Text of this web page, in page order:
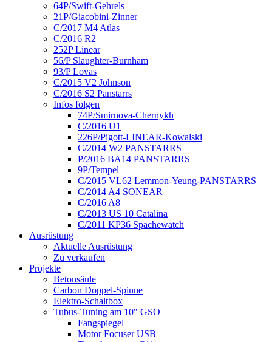
64P/Swift-Gehrels
21P/Giacobini-Zinner
C/2017 M4 Atlas
C/2016 R2
252P Linear
56/P Slaughter-Burnham
93/P Lovas
C/2015 V2 Johnson
C/2016 S2 Panstarrs
Infos folgen
74P/Smirnova-Chernykh
C/2016 U1
226P/Pigott-LINEAR-Kowalski
C/2014 W2 PANSTARRS
P/2016 BA14 PANSTARRS
9P/Tempel
C/2015 VL62 Lemmon-Yeung-PANSTARRS
C/2014 A4 SONEAR
C/2016 A8
C/2013 US 10 Catalina
C/2011 KP36 Spachewatch
Ausrüstung
Aktuelle Ausrüstung
Zu verkaufen
Projekte
Betonsäule
Carbon Doppel-Spinne
Elektro-Schaltbox
Tubus-Tuning am 10″ GSO
Fangspiegel
Motor Focuser USB